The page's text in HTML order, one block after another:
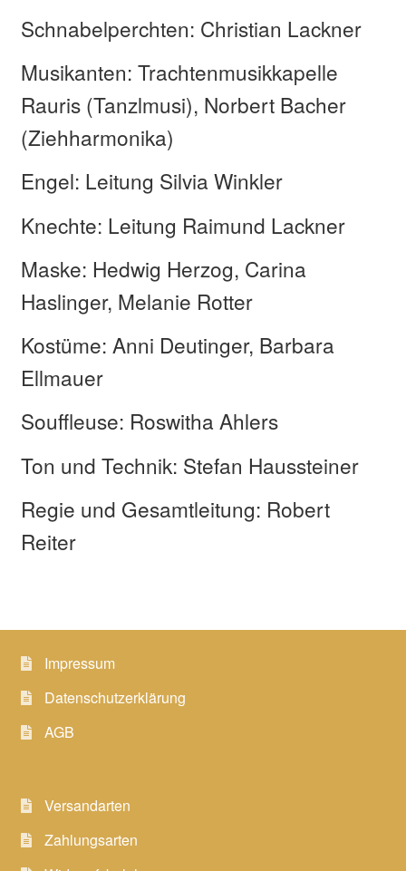
Schnabelperchten: Christian Lackner
Musikanten: Trachtenmusikkapelle
Rauris (Tanzlmusi), Norbert Bacher
(Ziehharmonika)
Engel: Leitung Silvia Winkler
Knechte: Leitung Raimund Lackner
Maske: Hedwig Herzog, Carina
Haslinger, Melanie Rotter
Kostüme: Anni Deutinger, Barbara
Ellmauer
Souffleuse: Roswitha Ahlers
Ton und Technik: Stefan Haussteiner
Regie und Gesamtleitung: Robert
Reiter
Impressum
Datenschutzerklärung
AGB
Versandarten
Zahlungsarten